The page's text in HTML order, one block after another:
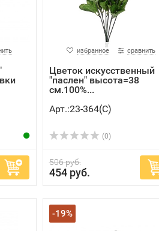
избранное сравнить
Цветок искусственный
"паслен" высота=38
см.100%...
Арт.:23-364(C)
(0)
506 руб.
454 руб.
-19%